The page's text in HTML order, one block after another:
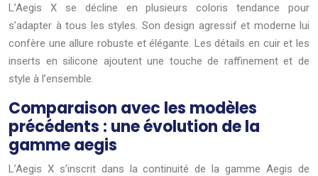
L’Aegis X se décline en plusieurs coloris tendance pour
s’adapter à tous les styles. Son design agressif et moderne lui
confère une allure robuste et élégante. Les détails en cuir et les
inserts en silicone ajoutent une touche de raffinement et de
style à l’ensemble.
Comparaison avec les modèles
précédents : une évolution de la
gamme aegis
L’Aegis X s’inscrit dans la continuité de la gamme Aegis de